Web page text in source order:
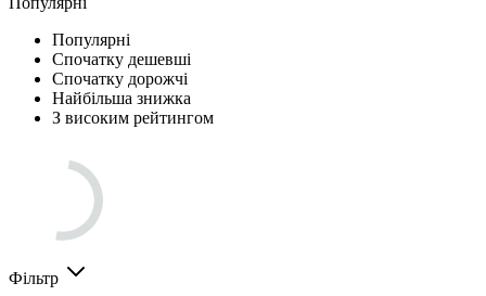
Популярні
Спочатку дешевші
Спочатку дорожчі
Найбільша знижка
З високим рейтингом
Фільтр